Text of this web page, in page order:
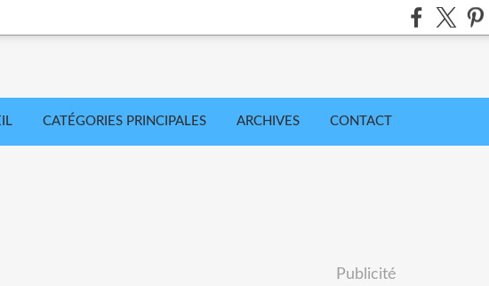
CATÉGORIES PRINCIPALES ARCHIVES CONTACT
Publicité